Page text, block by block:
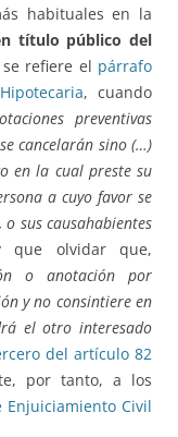
habituales en la
título público del
refiere el párrafo
, cuando
preventivas
cancelarán sino (…)
en la cual preste su
a cuyo favor se
sus causahabientes
que olvidar que,
o anotación por
y no consintiere en
el otro interesado
del artículo 82
por tanto, a los
Civil